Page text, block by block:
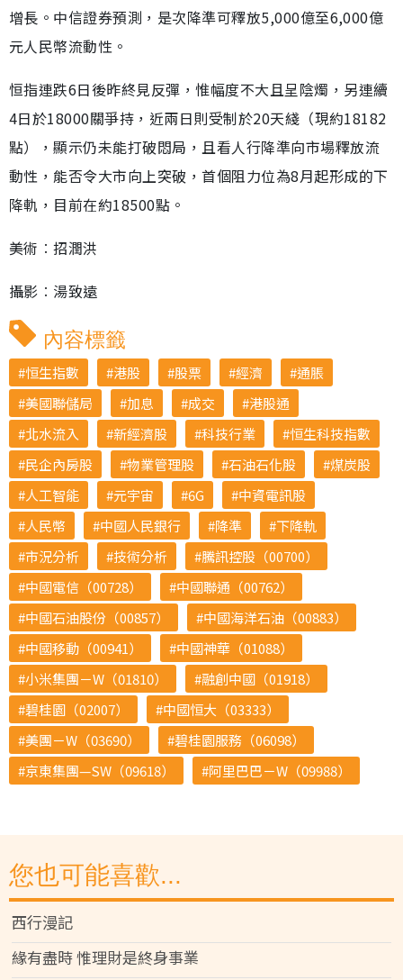
增長。中信證券預測，是次降準可釋放5,000億至6,000億
元人民幣流動性。
恒指連跌6日後昨終見反彈，惟幅度不大且呈陰燭，另連續
4日於18000關爭持，近兩日則受制於20天綫（現約18182
點），顯示仍未能打破悶局，且看人行降準向市場釋放流
動性，能否令大市向上突破，首個阻力位為8月起形成的下
降軌，目前在約18500點。
美術︰招潤洪
攝影︰湯致遠
內容標籤
恒生指數 港股 股票 經濟
通脹
美國聯儲局
加息 成交
港股通
北水流入
新經濟股 科技行業
恒生科技指數
民企內房股
物業管理股 石油石化股
煤炭股
人工智能
元宇宙 6G
中資電訊股
人民幣
中國人民銀行 降準
下降軌
市況分析
技術分析
騰訊控股（00700）
中國電信（00728）
中國聯通（00762）
中國石油股份（00857）
中國海洋石油（00883）
中國移動（00941）
中國神華（01088）
小米集團－W（01810）
融創中國（01918）
碧桂園（02007）
中國恒大（03333）
美團－W（03690）
碧桂園服務（06098）
京東集團—SW（09618）
阿里巴巴－W（09988）
您也可能喜歡...
西行漫記
緣有盡時 惟理財是終身事業